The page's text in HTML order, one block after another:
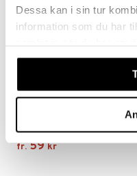
Dessa kan i sin tur
information som du har
våra cookies vid fortsatt
fr.59 kr